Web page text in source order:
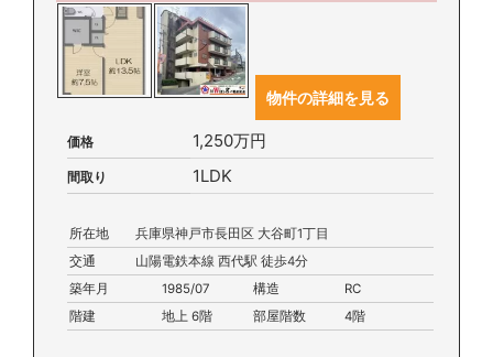
物件の詳細を見る
価格 1,250万円
間取り 1LDK
所在地
兵庫県神戸市長田区 大谷町1丁目
交通
山陽電鉄本線 西代駅 徒歩4分
築年月
1985/07 構造
RC
階建
地上 6階 部屋階数 4階